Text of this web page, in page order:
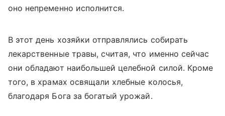
оно непременно исполнится.
В этот день хозяйки отправлялись собирать
лекарственные травы, считая, что именно сейчас
они обладают наибольшей целебной силой. Кроме
того, в храмах освящали хлебные колосья,
благодаря Бога за богатый урожай.